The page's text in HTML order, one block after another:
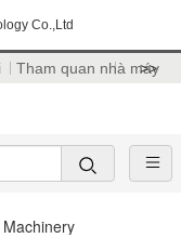
Co.,Ltd
Tham quan nhà máy
>>